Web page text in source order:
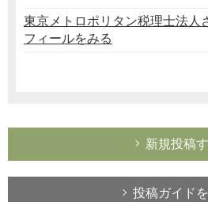
東京メトロポリタン税理士法人
フィールをみる
新規投稿
投稿ガイド